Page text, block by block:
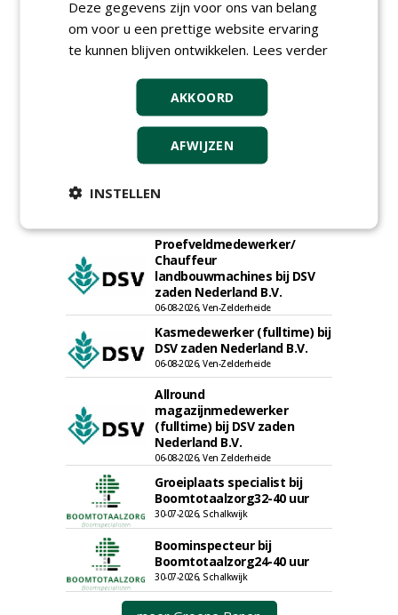
Hoofdgreenkeeper (m/v)
Golfbaan KralingenOosthoek
Meewerkend Voorman
Sportvelden bij
Werkorganisatie BUCH
09-07-2026, Castricum en Uitgeest
golfbaan De Woeste Kop
Proefveldmedewerker/
Chauffeur
landbouwmachines bij DSV
zaden Nederland B.V.
06-08-2026, Ven-Zelderheide
Kasmedewerker (fulltime) bij
DSV zaden Nederland B.V.
06-08-2026, Ven-Zelderheide
Allround
magazijnmedewerker
(fulltime) bij DSV zaden
Nederland B.V.
06-08-2026, Ven Zelderheide
Groeiplaats specialist bij
Boomtotaalzorg32-40 uur
30-07-2026, Schalkwijk
Boominspecteur bij
Boomtotaalzorg24-40 uur
30-07-2026, Schalkwijk
Deze gegevens zijn voor ons van belang
om voor u een prettige website ervaring
te kunnen blijven ontwikkelen. Lees verder
AKKOORD
AFWIJZEN
INSTELLEN